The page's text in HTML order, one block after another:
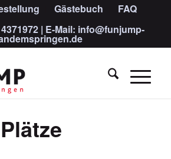
Gästebuch
FAQ
| E-Mail: info@funjump-